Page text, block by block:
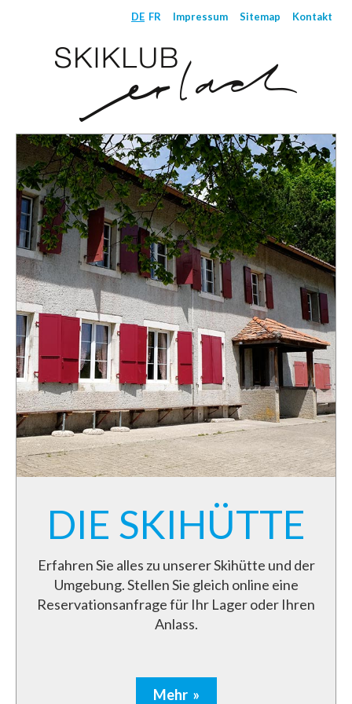
Kontakt
Sitemap
Impressum
DE FR
DIE SKIHÜTTE
Erfahren Sie alles zu unserer Skihütte und der
Umgebung. Stellen Sie gleich online eine
Reservationsanfrage für Ihr Lager oder Ihren
Anlass.
Mehr